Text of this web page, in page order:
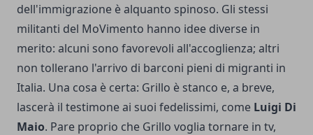
dell'immigrazione è alquanto spinoso. Gli stessi
militanti del MoVimento hanno idee diverse in
merito: alcuni sono favorevoli all'accoglienza; altri
non tollerano l'arrivo di barconi pieni di migranti in
Italia. Una cosa è certa: Grillo è stanco e, a breve,
lascerà il testimone ai suoi fedelissimi, come Luigi Di
Maio. Pare proprio che Grillo voglia tornare in tv,